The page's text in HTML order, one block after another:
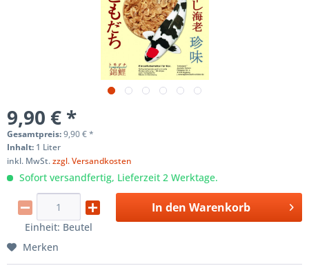
9,90 € *
Gesamtpreis:9,90€*
Inhalt: 1 Liter
inkl. MwSt.zzgl. Versandkosten
Sofort versandfertig, Lieferzeit 2 Werktage.
Einheit: Beutel
In den Warenkorb
Merken